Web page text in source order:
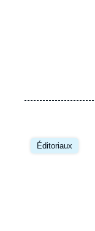
Éditoriaux
Image
principale